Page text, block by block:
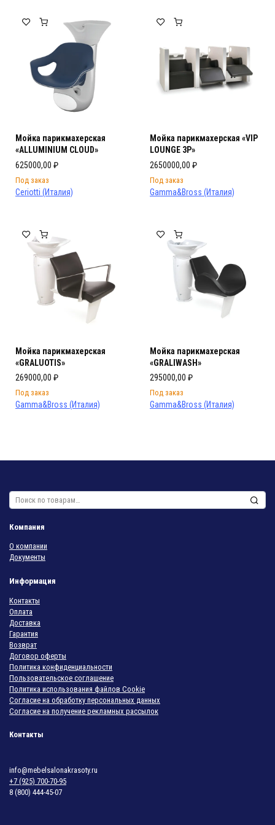
Мойка парикмахерская
«ALLUMINIUM CLOUD»
625000,00 ₽
Под заказ
Ceriotti (Италия)
Мойка парикмахерская «VIP
LOUNGE 3P»
2650000,00 ₽
Под заказ
Gamma&Bross (Италия)
Мойка парикмахерская
«GRALUOTIS»
269000,00 ₽
Под заказ
Gamma&Bross (Италия)
Мойка парикмахерская
«GRALIWASH»
295000,00 ₽
Под заказ
Gamma&Bross (Италия)
Искать:
Компания
О компании
Документы
Информация
Контакты
Оплата
Доставка
Гарантия
Возврат
Договор оферты
Политика конфиденциальности
Пользовательское соглашение
Политика использования файлов Cookie
Согласие на обработку персональных данных
Согласие на получение рекламных рассылок
Контакты
info@mebelsalonakrasoty.ru
+7 (925) 700-70-95
8 (800) 444-45-07